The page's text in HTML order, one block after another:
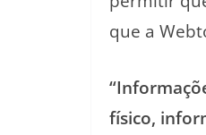
que a
físico,